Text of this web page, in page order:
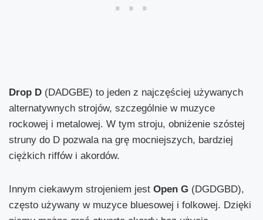
Drop D (DADGBE) to jeden z najczęściej używanych
alternatywnych strojów, szczególnie w muzyce
rockowej i metalowej. W tym stroju, obniżenie szóstej
struny do D pozwala na grę mocniejszych, bardziej
ciężkich riffów i akordów.
Innym ciekawym strojeniem jest Open G (DGDGBD),
często używany w muzyce bluesowej i folkowej. Dzięki